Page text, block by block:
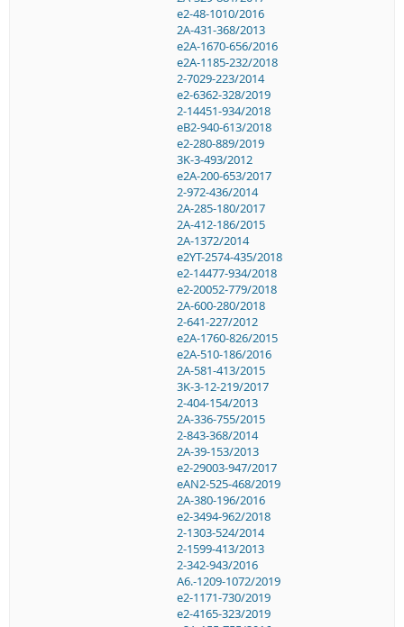
e2-48-1010/2016
2A-431-368/2013
e2A-1670-656/2016
e2A-1185-232/2018
2-7029-223/2014
e2-6362-328/2019
2-14451-934/2018
eB2-940-613/2018
e2-280-889/2019
3K-3-493/2012
e2A-200-653/2017
2-972-436/2014
2A-285-180/2017
2A-412-186/2015
2A-1372/2014
e2YT-2574-435/2018
e2-14477-934/2018
e2-20052-779/2018
2A-600-280/2018
2-641-227/2012
e2A-1760-826/2015
e2A-510-186/2016
2A-581-413/2015
3K-3-12-219/2017
2-404-154/2013
2A-336-755/2015
2-843-368/2014
2A-39-153/2013
e2-29003-947/2017
eAN2-525-468/2019
2A-380-196/2016
e2-3494-962/2018
2-1303-524/2014
2-1599-413/2013
2-342-943/2016
A6.-1209-1072/2019
e2-1171-730/2019
e2-4165-323/2019